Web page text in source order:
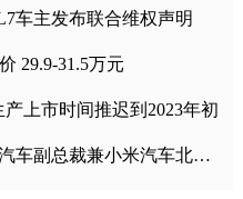
车主发布联合维权声明
29.9-31.5万元
上市时间推迟到2023年初
小米集团任命于立国担任小米汽车副总裁兼小米汽车北京总部政委